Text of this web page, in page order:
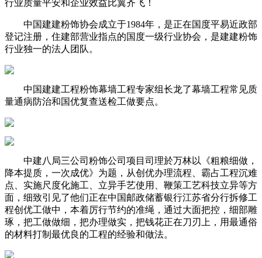
行业质量平安和企业效益比翼齐飞！
中国建建粉饰协会成立于1984年，是正在国度平易近政部
登记注册，住建部营业指点的国度一级行业协会，是建建粉饰
行业独一的法人团队。
中国建建工程粉饰幕墙工程专家组长龙了幕墙工程常见质
量通病防治和国优复查送检工做要点。
中建八局三公司粉饰公司项目司理於万林以《粗粮细做，
降本提质，一次成优》为题，从创优办理流程、霸占工程沉难
点、实施尺度化施工、立异手艺使用、鞭策工艺科技立异等方
面，细致引见了他们正在中国邮政储蓄银行江苏省分行拆修工
程创优工做中，本着厉行节约的准绳，通过大面把控，细部雕
琢，把工做做细，把办理做实，把钱花正在刀刃上，用最通俗
的材料打制最优良的工程的经验和做法。